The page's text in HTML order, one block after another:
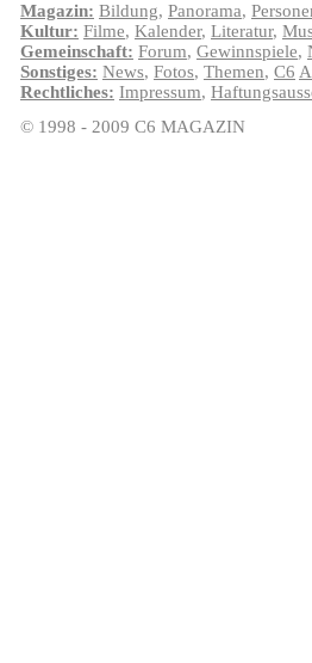
Magazin: Bildung, Panorama,
Kultur: Filme, Kalender, Literatur,
Gemeinschaft: Forum, Gewinnspiele,
Sonstiges: News, Fotos, Themen, C6
Rechtliches: Impressum,
© 1998 - 2009 C6 MAGAZIN